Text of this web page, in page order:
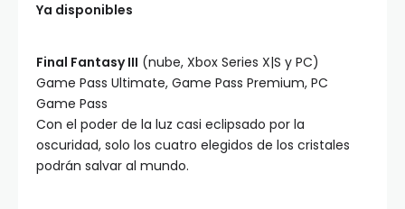
Ya disponibles
Final Fantasy III (nube, Xbox Series X|S y PC)
Game Pass Ultimate, Game Pass Premium, PC
Game Pass
Con el poder de la luz casi eclipsado por la
oscuridad, solo los cuatro elegidos de los cristales
podrán salvar al mundo.